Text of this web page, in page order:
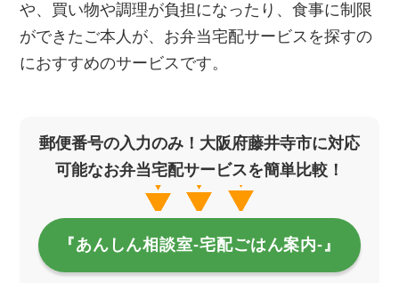
や、買い物や調理が負担になったり、食事に制限
ができたご本人が、お弁当宅配サービスを探すの
におすすめのサービスです。
郵便番号の入力のみ！大阪府藤井寺市に対応
可能なお弁当宅配サービスを簡単比較！
『あんしん相談室‐宅配ごはん案内‐』